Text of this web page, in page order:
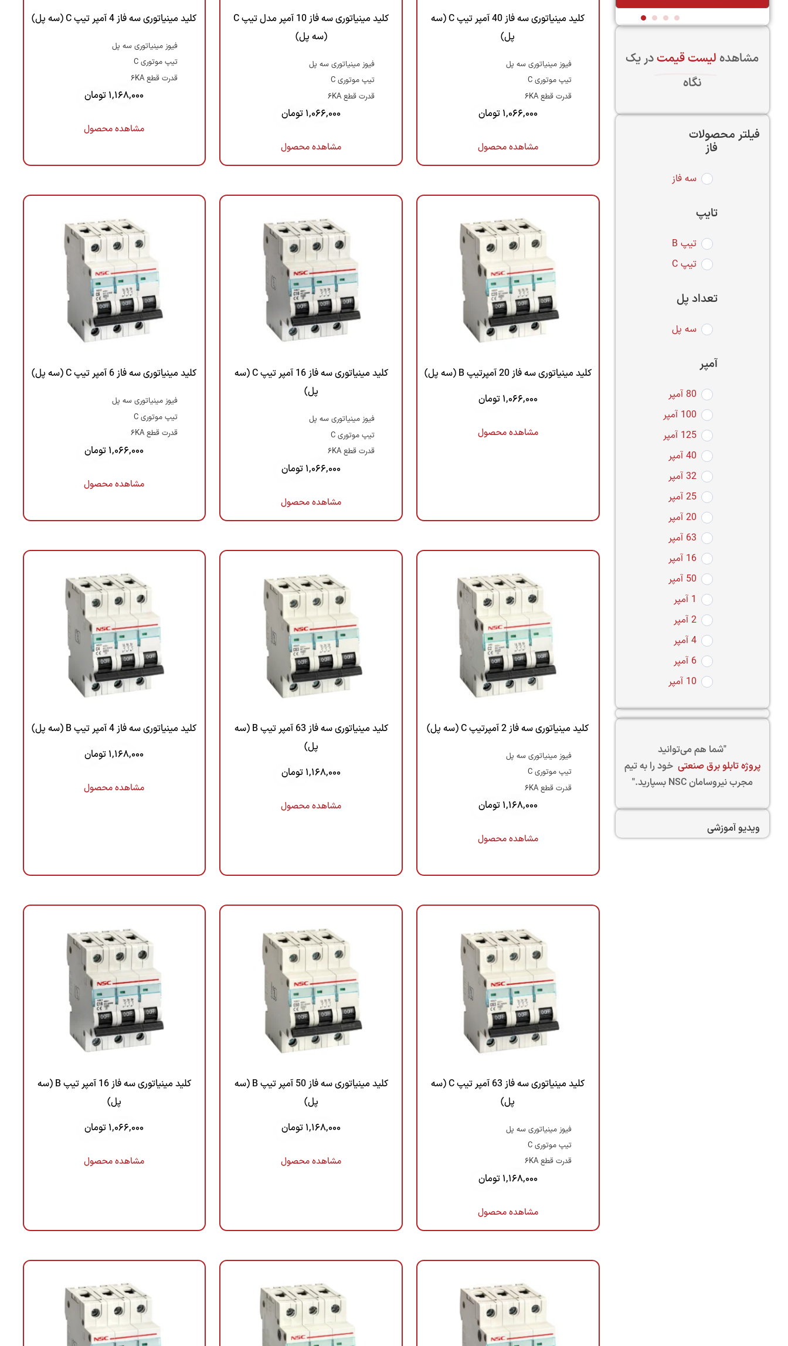
کلید مینیاتوری سه فاز 40 آمپر تیپ C (سه
پل)
فیوز مینیاتوری سه پل
تیپ موتوری C
قدرت قطع 6KA
1,066,000 تومان
مشاهده محصول
کلید مینیاتوری سه فاز 10 آمپر مدل تیپ C
(سه پل)
فیوز مینیاتوری سه پل
تیپ موتوری C
قدرت قطع 6KA
1,066,000 تومان
مشاهده محصول
کلید مینیاتوری سه فاز 4 آمپر تیپ C (سه پل)
فیوز مینیاتوری سه پل
تیپ موتوری C
قدرت قطع 6KA
1,168,000 تومان
مشاهده محصول
کلید مینیاتوری سه فاز 20 آمپرتیپ B (سه پل)
1,066,000 تومان
مشاهده محصول
کلید مینیاتوری سه فاز 16 آمپر تیپ C (سه
پل)
فیوز مینیاتوری سه پل
تیپ موتوری C
قدرت قطع 6KA
1,066,000 تومان
مشاهده محصول
کلید مینیاتوری سه فاز 6 آمپر تیپ C (سه پل)
فیوز مینیاتوری سه پل
تیپ موتوری C
قدرت قطع 6KA
1,066,000 تومان
مشاهده محصول
کلید مینیاتوری سه فاز 2 آمپرتیپ C (سه پل)
فیوز مینیاتوری سه پل
تیپ موتوری C
قدرت قطع 6KA
1,168,000 تومان
مشاهده محصول
کلید مینیاتوری سه فاز 63 آمپر تیپ B (سه
پل)
1,168,000 تومان
مشاهده محصول
کلید مینیاتوری سه فاز 4 آمپر تیپ B (سه پل)
1,168,000 تومان
مشاهده محصول
کلید مینیاتوری سه فاز 63 آمپر تیپ C (سه
پل)
فیوز مینیاتوری سه پل
تیپ موتوری C
قدرت قطع 6KA
1,168,000 تومان
مشاهده محصول
کلید مینیاتوری سه فاز 50 آمپر تیپ B (سه
پل)
1,168,000 تومان
مشاهده محصول
کلید مینیاتوری سه فاز 16 آمپر تیپ B (سه
پل)
1,066,000 تومان
مشاهده محصول
مشاهده لیست قیمتدر یک
نگاه
فیلتر محصولات
فاز
سه فاز
تایپ
تیپ B
تیپ C
تعداد پل
سه پل
آمپر
80 آمپر
100 آمپر
125 آمپر
40 آمپر
32 آمپر
25 آمپر
20 آمپر
63 آمپر
16 آمپر
50 آمپر
1 آمپر
2 آمپر
4 آمپر
6 آمپر
10 آمپر
"شما هم می‌توانید
پروژه تابلو برق صنعتی خود را به تیم
مجرب نیروسامان NSC بسپارید."
ویدیو آموزشی